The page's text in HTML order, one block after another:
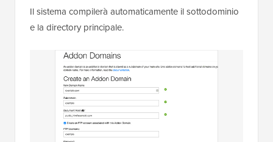
Il sistema compilerà automaticamente il sottodominio
e la directory principale.